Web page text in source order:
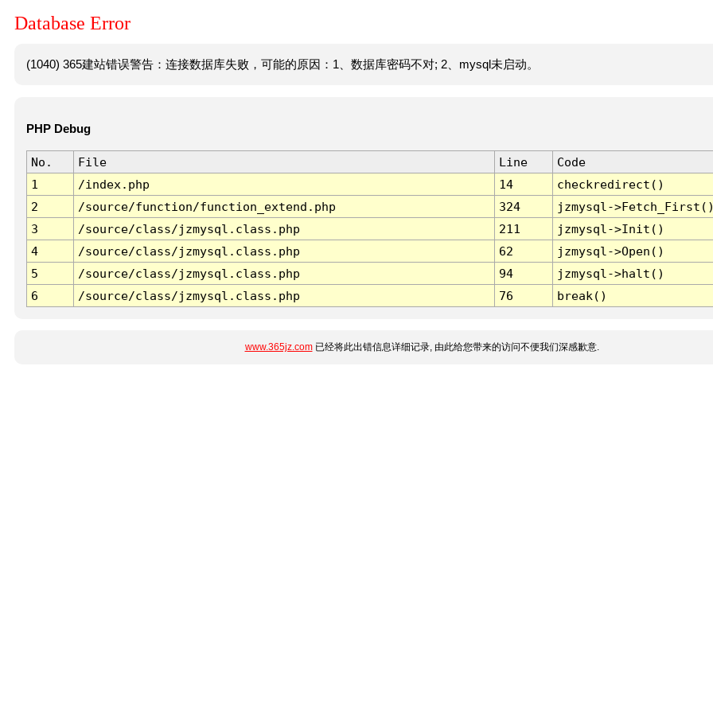
Database Error
(1040) 365建站错误警告：连接数据库失败，可能的原因：1、数据库密码不对; 2、mysql未启动。
PHP Debug
No. File Line
Code
1
/index.php 14
checkredirect()
2
/source/function/function_extend.php 324
jzmysql-
3
/source/class/jzmysql.class.php 211
jzmysql->Init()
4
/source/class/jzmysql.class.php 62
jzmysql->Open()
5
/source/class/jzmysql.class.php 94
jzmysql->halt()
6
/source/class/jzmysql.class.php 76 break()
www.365jz.com已经将此出错信息详细记录, 由此给您带来的访问不便我们深感歉意.